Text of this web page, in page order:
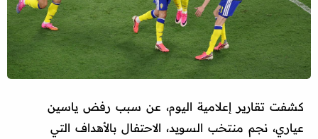
كشفت تقارير إعلامية اليوم، عن سبب رفض ياسين
عياري، نجم منتخب السويد، الاحتفال بالأهداف التي